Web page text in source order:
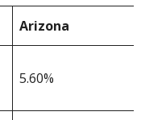
Arizona
5.60%